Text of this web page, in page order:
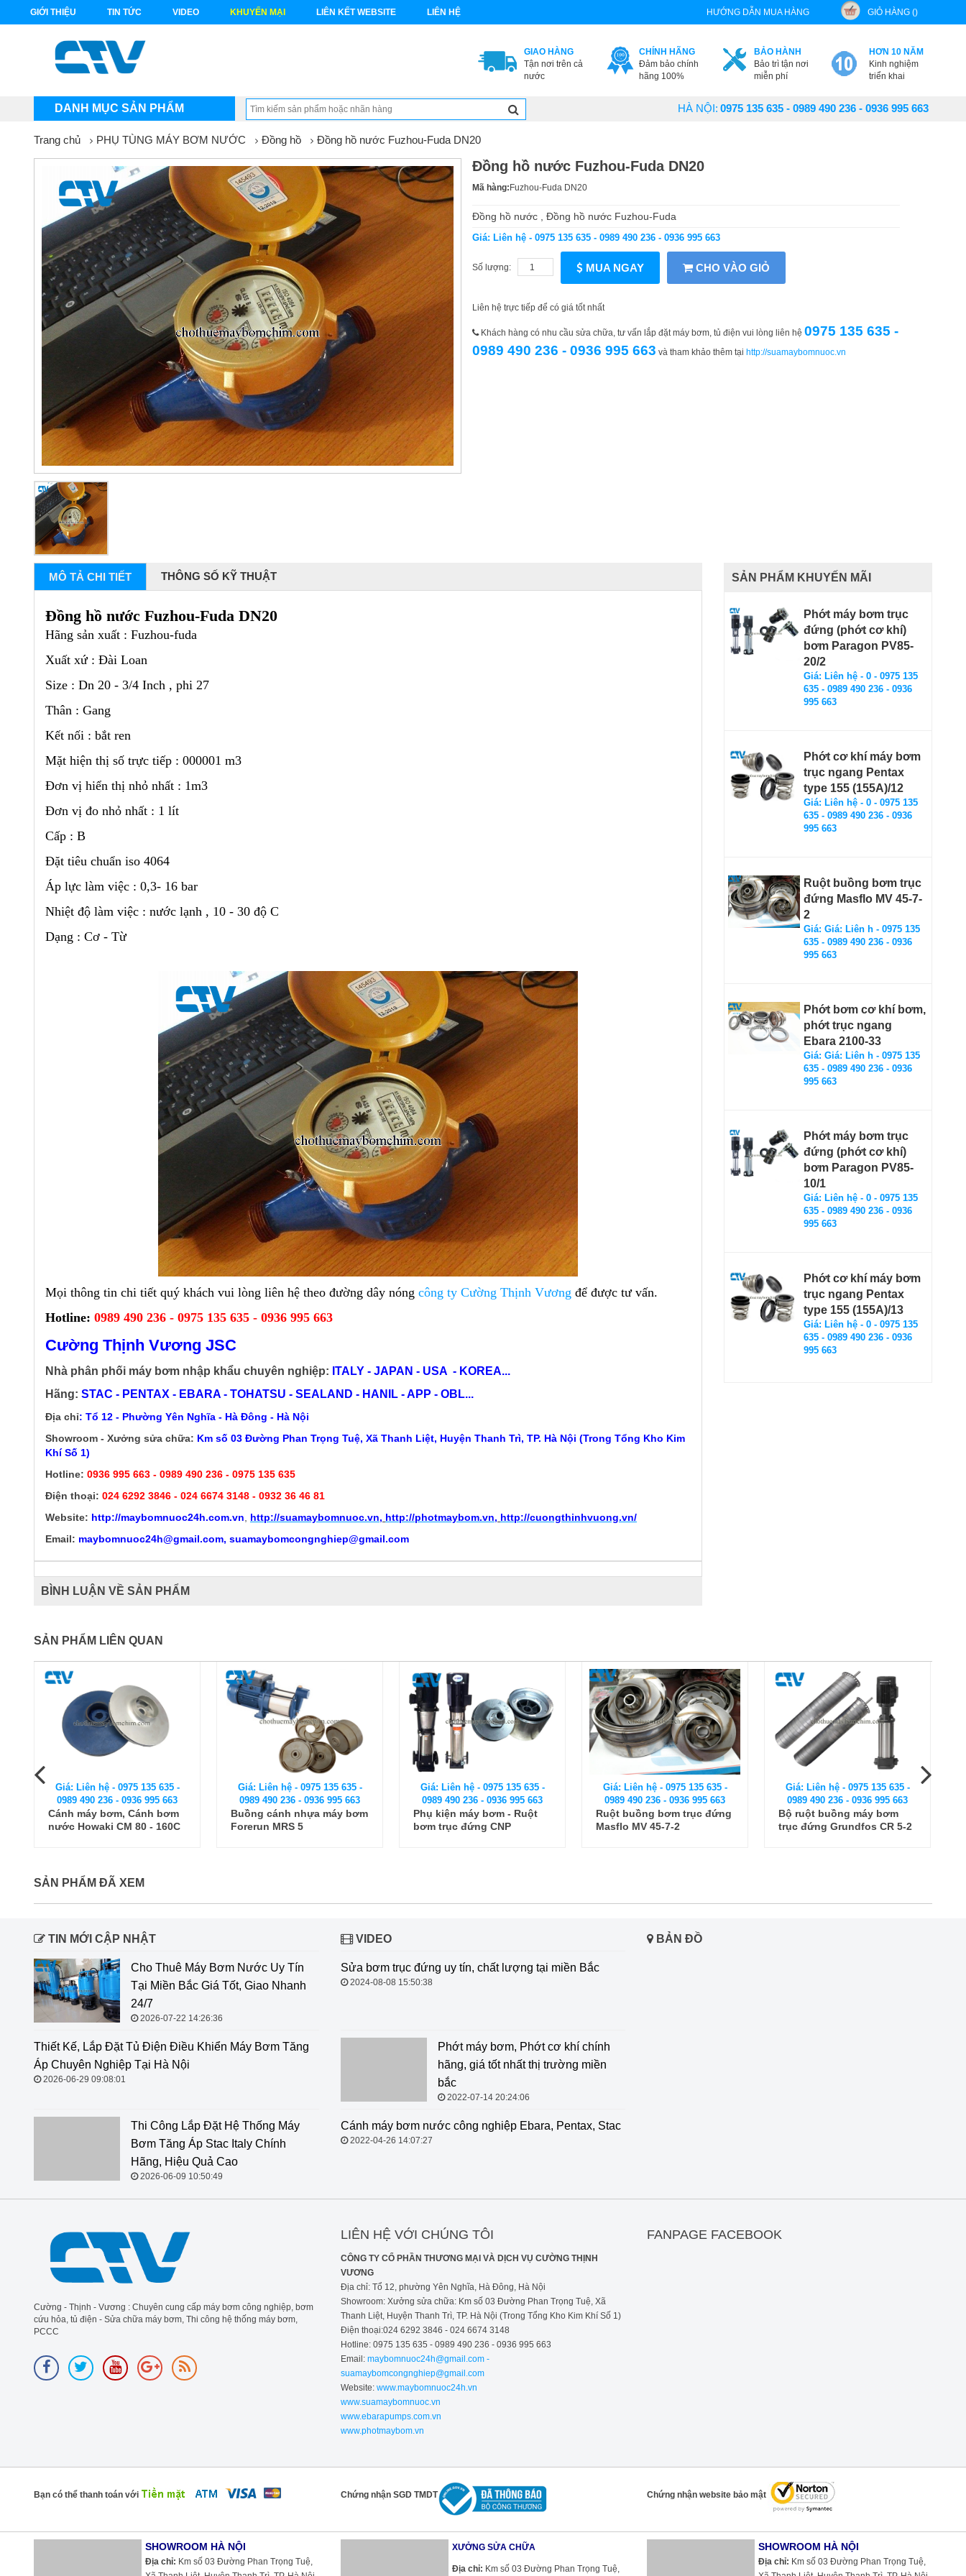
GIỚI THIỆU TIN TỨC VIDEO KHUYẾN MẠI LIÊN KẾT WEBSITE LIÊN HỆ HƯỚNG DẪN MUA HÀNG GIỎ HÀNG ()
GIAO HÀNG
Tận nơi trên cả
nước
CHÍNH HÃNG
Đảm bảo chính
hãng 100%
BẢO HÀNH
Bảo trì tận nơi
miễn phí
HƠN 10 NĂM
Kinh nghiệm
triển khai
DANH MỤC SẢN PHẨM HÀ NỘI: 0975 135 635 - 0989 490 236 - 0936 995 663
Trang chủ PHỤ TÙNG MÁY BƠM NƯỚC Đồng hồ Đồng hồ nước Fuzhou-Fuda DN20
Đồng hồ nước Fuzhou-Fuda DN20
Mã hàng: Fuzhou-Fuda DN20
Đồng hồ nước , Đồng hồ nước Fuzhou-Fuda
Giá: Liên hệ - 0975 135 635 - 0989 490 236 - 0936 995 663
Số lượng: MUA NGAY CHO VÀO GIỎ
Liên hệ trực tiếp để có giá tốt nhất
Khách hàng có nhu cầu sửa chữa, tư vấn lắp đặt máy bơm, tủ điện vui lòng liên hệ 0975 135 635 -
0989 490 236 - 0936 995 663 và tham khảo thêm tại http://suamaybomnuoc.vn
MÔ TẢ CHI TIẾT THÔNG SỐ KỸ THUẬT
Đồng hồ nước Fuzhou-Fuda DN20
Hãng sản xuất : Fuzhou-fuda
Xuất xứ : Đài Loan
Size : Dn 20 - 3/4 Inch , phi 27
Thân : Gang
Kết nối : bắt ren
Mặt hiện thị số trực tiếp : 000001 m3
Đơn vị hiển thị nhỏ nhất : 1m3
Đơn vị đo nhỏ nhất : 1 lít
Cấp : B
Đặt tiêu chuẩn iso 4064
Áp lực làm việc : 0,3- 16 bar
Nhiệt độ làm việc : nước lạnh , 10 - 30 độ C
Dạng : Cơ - Từ
Mọi thông tin chi tiết quý khách vui lòng liên hệ theo đường dây nóng công ty Cường Thịnh Vương để được tư vấn.
Hotline: 0989 490 236 - 0975 135 635 - 0936 995 663
Cường Thịnh Vương JSC
Nhà phân phối máy bơm nhập khẩu chuyên nghiệp: ITALY - JAPAN - USA - KOREA...
Hãng: STAC - PENTAX - EBARA - TOHATSU - SEALAND - HANIL - APP - OBL...
Địa chỉ: Tổ 12 - Phường Yên Nghĩa - Hà Đông - Hà Nội
Showroom - Xưởng sửa chữa: Km số 03 Đường Phan Trọng Tuệ, Xã Thanh Liệt, Huyện Thanh Trì, TP. Hà Nội (Trong Tổng Kho Kim
Khí Số 1)
Hotline: 0936 995 663 - 0989 490 236 - 0975 135 635
Điện thoại: 024 6292 3846 - 024 6674 3148 - 0932 36 46 81
Website: http://maybomnuoc24h.com.vn http://suamaybomnuoc.vn, http://photmaybom.vn, http://cuongthinhvuong.vn/
Email: maybomnuoc24h@gmail.com, suamaybomcongnghiep@gmail.com
BÌNH LUẬN VỀ SẢN PHẨM
SẢN PHẨM KHUYẾN MÃI
Phớt máy bơm trục
đứng (phớt cơ khí)
bơm Paragon PV85-
20/2
Giá: Liên hệ - 0 - 0975 135
635 - 0989 490 236 - 0936
995 663
Phớt cơ khí máy bơm
trục ngang Pentax
type 155 (155A)/12
Giá: Liên hệ - 0 - 0975 135
635 - 0989 490 236 - 0936
995 663
Ruột buồng bơm trục
đứng Masflo MV 45-7-
2
Giá: Giá: Liên h - 0975 135
635 - 0989 490 236 - 0936
995 663
Phớt bơm cơ khí bơm,
phớt trục ngang
Ebara 2100-33
Giá: Giá: Liên h - 0975 135
635 - 0989 490 236 - 0936
995 663
Phớt máy bơm trục
đứng (phớt cơ khí)
bơm Paragon PV85-
10/1
Giá: Liên hệ - 0 - 0975 135
635 - 0989 490 236 - 0936
995 663
Phớt cơ khí máy bơm
trục ngang Pentax
type 155 (155A)/13
Giá: Liên hệ - 0 - 0975 135
635 - 0989 490 236 - 0936
995 663
SẢN PHẨM LIÊN QUAN
Giá: Liên hệ - 0975 135 635 -
0989 490 236 - 0936 995 663
Buồng cánh nhựa máy bơm
Forerun MRS 5
Giá: Liên hệ - 0975 135 635 -
0989 490 236 - 0936 995 663
Phụ kiện máy bơm - Ruột
bơm trục đứng CNP
Giá: Liên hệ - 0975 135 635 -
0989 490 236 - 0936 995 663
Ruột buồng bơm trục đứng
Masflo MV 45-7-2
Giá: Liên hệ - 0975 135 635 -
0989 490 236 - 0936 995 663
Bộ ruột buồng máy bơm
trục đứng Grundfos CR 5-2
Giá: Liên hệ - 0975 135 635 -
0989 490 236 - 0936 995 663
Phụ kiện máy bơm - Bộ ruột
bơm trục đứng Ebara
SẢN PHẨM ĐÃ XEM
TIN MỚI CẬP NHẬT
Cho Thuê Máy Bơm Nước Uy Tín
Tại Miền Bắc Giá Tốt, Giao Nhanh
24/7
2026-07-22 14:26:36
Thiết Kế, Lắp Đặt Tủ Điện Điều
Khiển Máy Bơm Tăng Áp Chuyên
Thi Công Lắp Đặt Hệ Thống Máy Bơm Tăng Áp Stac
Italy Chính Hãng, Hiệu Quả Cao
VIDEO
Sửa bơm trục đứng uy tín, chất
Phớt máy bơm, Phớt cơ khí chính hãng, giá tốt nhất thị
Cánh máy bơm nước công nghiệp
BẢN ĐỒ
Cường - Thịnh - Vương : Chuyên cung cấp máy bơm công nghiệp, bơm
cứu hỏa, tủ điện - Sửa chữa máy bơm, Thi công hệ thống máy bơm,
PCCC
LIÊN HỆ VỚI CHÚNG TÔI
CÔNG TY CỔ PHẦN THƯƠNG MẠI VÀ DỊCH VỤ CƯỜNG THỊNH
VƯƠNG
Địa chỉ: Tổ 12, phường Yên Nghĩa, Hà Đông, Hà Nội
Showroom: Xưởng sửa chữa: Km số 03 Đường Phan Trọng Tuệ, Xã
Thanh Liệt, Huyện Thanh Trì, TP. Hà Nội (Trong Tổng Kho Kim Khí Số 1)
Điện thoại:024 6292 3846 - 024 6674 3148
Hotline: 0975 135 635 - 0989 490 236 - 0936 995 663
Email: maybomnuoc24h@gmail.com -
suamaybomcongnghiep@gmail.com
Website:www.maybomnuoc24h.vn
www.suamaybomnuoc.vn
www.ebarapumps.com.vn
www.photmaybom.vn
FANPAGE FACEBOOK
Bạn có thể thanh toán với Chứng nhận SGD TMDT Chứng nhận website bảo mật
Km số 03 Đường Phan Trọng Tuệ, Xã Thanh Liệt, Huyện Thanh
Km số 03 Đường Phan Trọng Tuệ, Xã Thanh Liệt, Huyện Thanh
SHOWROOM HÀ NỘI
Địa chỉ: Km số 03 Đường Phan Trọng Tuệ,